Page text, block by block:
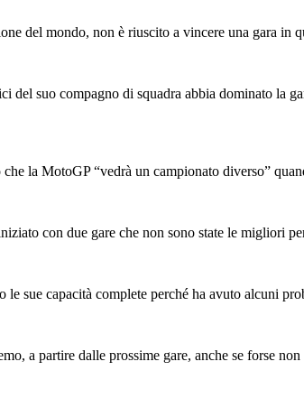
del mondo, non è riuscito a vincere una gara in
del suo compagno di squadra abbia dominato la
la MotoGP “vedrà un campionato diverso”
con due gare che non sono state le migliori
le sue capacità complete perché ha avuto alcuni
a partire dalle prossime gare, anche se forse